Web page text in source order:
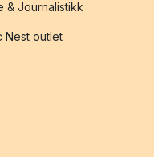
& Journalistikk
Nest outlet